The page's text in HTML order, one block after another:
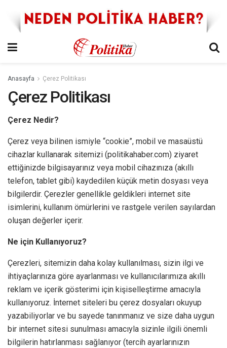
Anasayfa Çerez Politikası
Çerez Politikası
Çerez Nedir?
Çerez veya bilinen ismiyle “cookie”, mobil ve masaüstü
cihazlar kullanarak sitemizi (politikahaber.com) ziyaret
ettiğinizde bilgisayarınız veya mobil cihazınıza (akıllı
telefon, tablet gibi) kaydedilen küçük metin dosyası veya
bilgilerdir. Çerezler genellikle geldikleri internet site
isimlerini, kullanım ömürlerini ve rastgele verilen sayılardan
oluşan değerler içerir.
Ne için Kullanıyoruz?
Çerezleri, sitemizin daha kolay kullanılması, sizin ilgi ve
ihtiyaçlarınıza göre ayarlanması ve kullanıcılarımıza akıllı
reklam ve içerik gösterimi için kişiselleştirme amacıyla
kullanıyoruz. İnternet siteleri bu çerez dosyaları okuyup
yazabiliyorlar ve bu sayede tanınmanız ve size daha uygun
bir internet sitesi sunulması amacıyla sizinle ilgili önemli
bilgilerin hatırlanması sağlanıyor (tercih ayarlarınızın